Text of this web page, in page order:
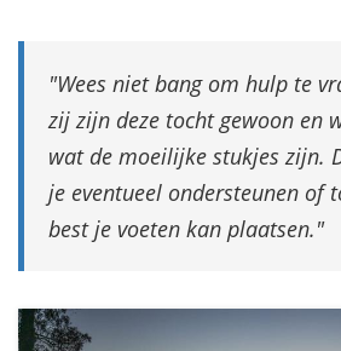
Wees niet bang om hulp te
zij zijn deze tocht gewoon en
wat de moeilijke stukjes zijn.
je eventueel ondersteunen of
best je voeten kan plaatsen.